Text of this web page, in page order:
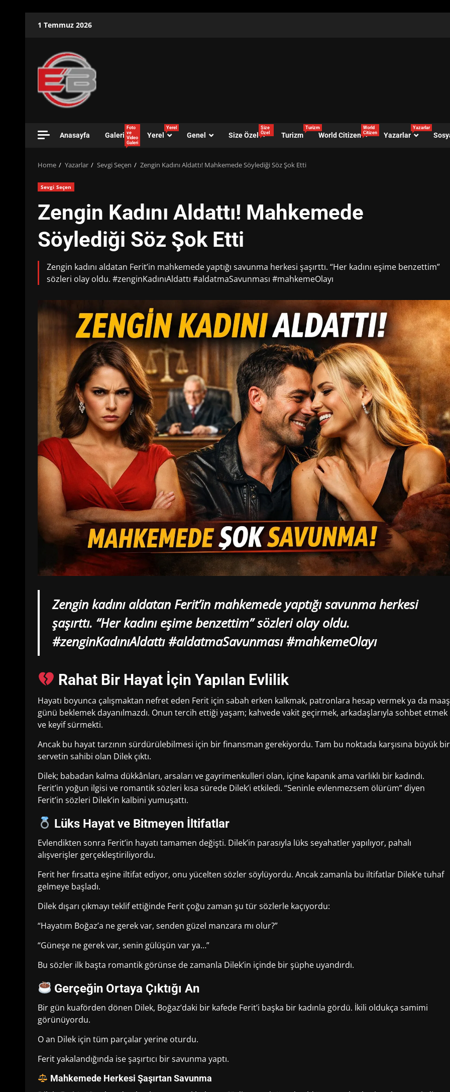
1 Temmuz 2026
Anasayfa Galeri
Foto
ve
Video
Galeri
Yerel
Yerel
Genel Size Özel
Size
Özel
Turizm
Turizm
World Citizen
World
Citizen
Yazarlar
Yazarlar
Home Yazarlar Sevgi Seçen Zengin Kadını Aldattı! Mahkemede Söylediği Söz Şok Etti
Sevgi Seçen
Zengin Kadını Aldattı! Mahkemede
Söylediği Söz Şok Etti
Zengin kadını aldatan Ferit’in mahkemede yaptığı savunma herkesi şaşırttı. “Her kadını eşime benzettim”
sözleri olay oldu. #zenginKadınıAldattı #aldatmaSavunması #mahkemeOlayı
Zengin kadını aldatan Ferit’in mahkemede yaptığı savunma herkesi
şaşırttı. “Her kadını eşime benzettim” sözleri olay oldu.
#zenginKadınıAldattı #aldatmaSavunması #mahkemeOlayı
Rahat Bir Hayat İçin Yapılan Evlilik
Hayatı boyunca çalışmaktan nefret eden Ferit için sabah erken kalkmak, patronlara hesap vermek ya da maaş
günü beklemek dayanılmazdı. Onun tercih ettiği yaşam; kahvede vakit geçirmek, arkadaşlarıyla sohbet etmek
ve keyif sürmekti.
Ancak bu hayat tarzının sürdürülebilmesi için bir finansman gerekiyordu. Tam bu noktada karşısına büyük bir
servetin sahibi olan Dilek çıktı.
Dilek; babadan kalma dükkânları, arsaları ve gayrimenkulleri olan, içine kapanık ama varlıklı bir kadındı.
Ferit’in yoğun ilgisi ve romantik sözleri kısa sürede Dilek’i etkiledi. “Seninle evlenmezsem ölürüm” diyen
Ferit’in sözleri Dilek’in kalbini yumuşattı.
Lüks Hayat ve Bitmeyen İltifatlar
Evlendikten sonra Ferit’in hayatı tamamen değişti. Dilek’in parasıyla lüks seyahatler yapılıyor, pahalı
alışverişler gerçekleştiriliyordu.
Ferit her fırsatta eşine iltifat ediyor, onu yücelten sözler söylüyordu. Ancak zamanla bu iltifatlar Dilek’e tuhaf
gelmeye başladı.
Dilek dışarı çıkmayı teklif ettiğinde Ferit çoğu zaman şu tür sözlerle kaçıyordu:
“Hayatım Boğaz’a ne gerek var, senden güzel manzara mı olur?”
“Güneşe ne gerek var, senin gülüşün var ya…”
Bu sözler ilk başta romantik görünse de zamanla Dilek’in içinde bir şüphe uyandırdı.
Gerçeğin Ortaya Çıktığı An
Bir gün kuaförden dönen Dilek, Boğaz’daki bir kafede Ferit’i başka bir kadınla gördü. İkili oldukça samimi
görünüyordu.
O an Dilek için tüm parçalar yerine oturdu.
Ferit yakalandığında ise şaşırtıcı bir savunma yaptı.
Mahkemede Herkesi Şaşırtan Savunma